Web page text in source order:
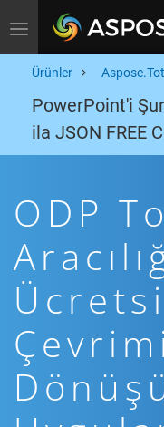
Toggle navigation
Ürünler
PowerPoint'i
ila JSON FREE
ODP